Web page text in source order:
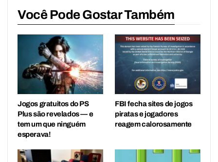
Você Pode Gostar Também
Jogos gratuitos do PS
Plus são revelados — e
tem um que ninguém
esperava!
FBI fecha sites de jogos
piratas e jogadores
reagem calorosamente